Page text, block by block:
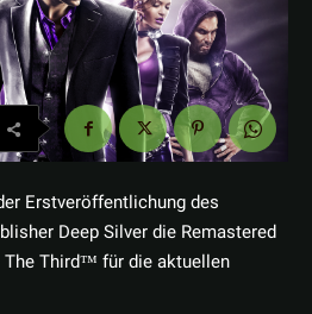
Erstveröffentlichung des
Deep Silver die Remastered
Third™ für die aktuellen